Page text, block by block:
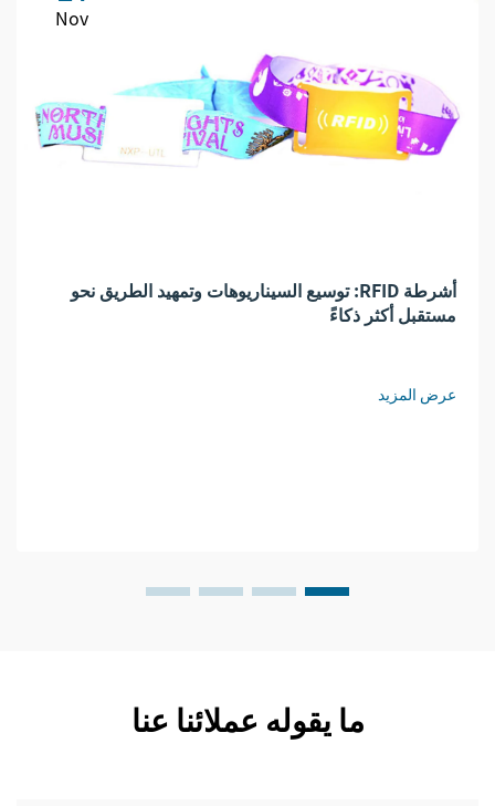
Nov
أشرطة RFID: توسيع السيناريوهات وتمهيد الطريق نحو
مستقبل أكثر ذكاءً
عرض المزيد
ما يقوله عملائنا عنا